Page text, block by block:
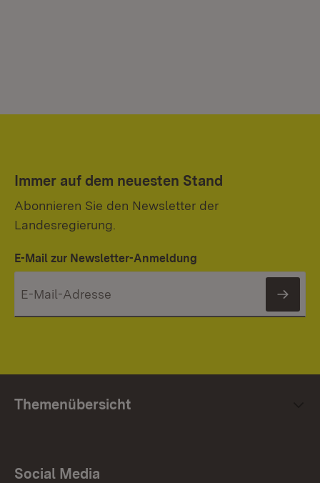
Immer auf dem neuesten Stand
Abonnieren Sie den Newsletter der
Landesregierung.
E-Mail zur Newsletter-Anmeldung
Themenübersicht
Social Media